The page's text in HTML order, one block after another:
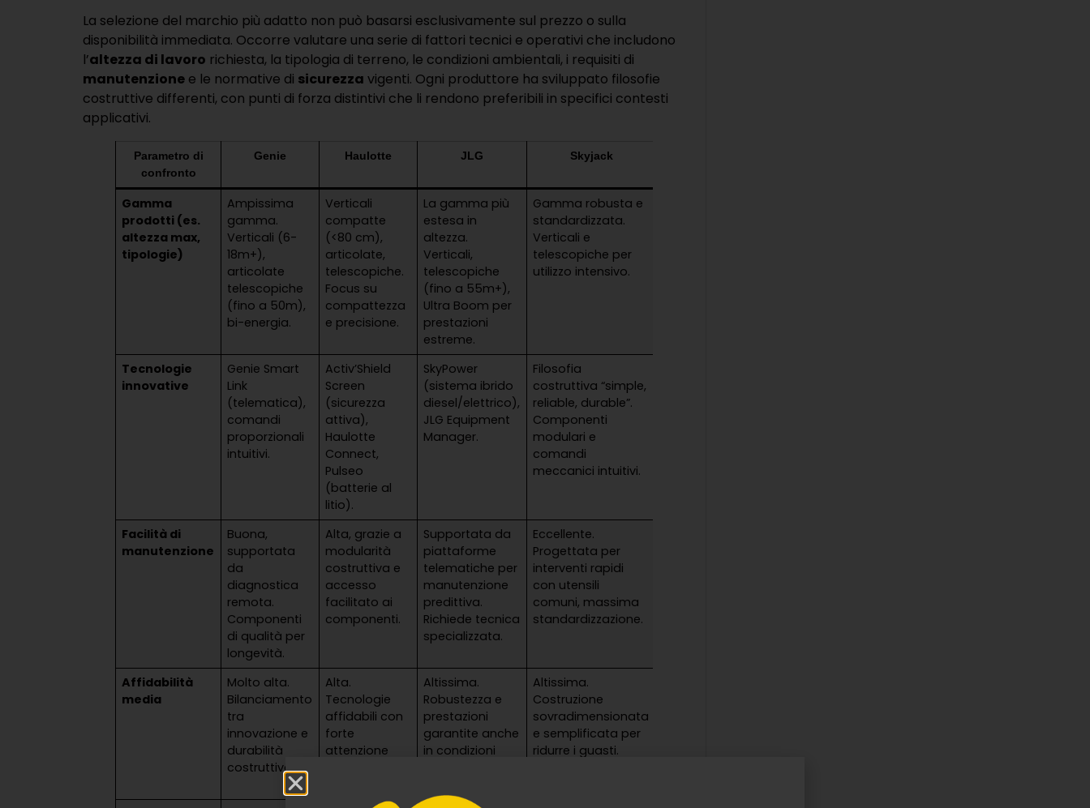
La selezione del marchio più adatto non può basarsi esclusivamente sul prezzo o sulla
disponibilità immediata. Occorre valutare una serie di fattori tecnici e operativi che includono
l’altezza di lavoro richiesta, la tipologia di terreno, le condizioni ambientali, i requisiti di
manutenzione e le normative di sicurezza vigenti. Ogni produttore ha sviluppato filosofie
costruttive differenti, con punti di forza distintivi che li rendono preferibili in specifici contesti
applicativi.
Parametro di
confronto
Genie Haulotte JLG Skyjack
Gamma
prodotti (es.
altezza max,
tipologie)
Ampissima
gamma.
Verticali (6-
18m+),
articolate
telescopiche
(fino a 50m),
bi-energia.
Verticali
compatte
(<80 cm),
articolate,
telescopiche.
Focus su
compattezza
e precisione.
La gamma più
estesa in
altezza.
Verticali,
telescopiche
(fino a 55m+),
Ultra Boom per
prestazioni
estreme.
Gamma robusta e
standardizzata.
Verticali e
telescopiche per
utilizzo intensivo.
Tecnologie
innovative
Genie Smart
Link
(telematica),
comandi
proporzionali
intuitivi.
Activ’Shield
Screen
(sicurezza
attiva),
Haulotte
Connect,
Pulseo
(batterie al
litio).
SkyPower
(sistema ibrido
diesel/elettrico),
JLG Equipment
Manager.
Filosofia
costruttiva “simple,
reliable, durable”.
Componenti
modulari e
comandi
meccanici intuitivi.
Facilità di
manutenzione
Buona,
supportata
da
diagnostica
remota.
Componenti
di qualità per
longevità.
Alta, grazie a
modularità
costruttiva e
accesso
facilitato ai
componenti.
Supportata da
piattaforme
telematiche per
manutenzione
predittiva.
Richiede tecnica
specializzata.
Eccellente.
Progettata per
interventi rapidi
con utensili
comuni, massima
standardizzazione.
Affidabilità
media
Molto alta.
Bilanciamento
tra
innovazione e
durabilità
costruttiva.
Alta.
Tecnologie
affidabili con
forte
attenzione
Altissima.
Robustezza e
prestazioni
garantite anche
in condizioni
Altissima.
Costruzione
sovradimensionata
e semplificata per
ridurre i guasti.